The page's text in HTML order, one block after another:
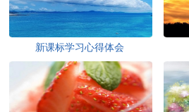
新课标学习心得体会